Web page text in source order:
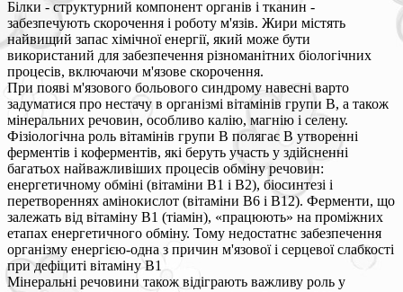
Білки - структурний компонент органів і тканин -
забезпечують скорочення і роботу м'язів. Жири містять
найвищий запас хімічної енергії, який може бути
використаний для забезпечення різноманітних біологічних
процесів, включаючи м'язове скорочення.
При появі м'язового больового синдрому навесні варто
задуматися про нестачу в організмі вітамінів групи В, а також
мінеральних речовин, особливо калію, магнію і селену.
Фізіологічна роль вітамінів групи В полягає В утворенні
ферментів і коферментів, які беруть участь у здійсненні
багатьох найважливіших процесів обміну речовин:
енергетичному обміні (вітаміни В1 і В2), біосинтезі і
перетвореннях амінокислот (вітаміни В6 і В12). Ферменти, що
залежать від вітаміну В1 (тіамін), «працюють» на проміжних
етапах енергетичного обміну. Тому недостатнє забезпечення
організму енергією-одна з причин м'язової і серцевої слабкості
при дефіциті вітаміну В1
Мінеральні речовини також відіграють важливу роль у